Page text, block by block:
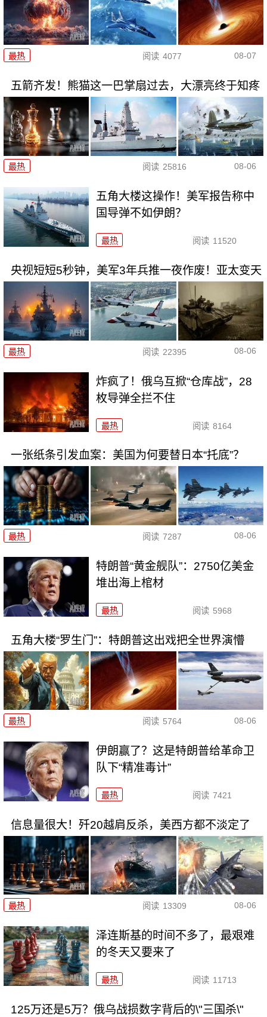
最热 阅读 4077 08-07
五箭齐发！熊猫这一巴掌扇过去，大漂亮终于知疼
最热 阅读 25816 08-06
五角大楼这操作！美军报告称中
国导弹不如伊朗？
最热 阅读 11520
央视短短5秒钟，美军3年兵推一夜作废！亚太变天
最热 阅读 22395 08-06
炸疯了！俄乌互掀“仓库战”，28
枚导弹全拦不住
最热 阅读 8164
一张纸条引发血案：美国为何要替日本“托底”？
最热 阅读 7287 08-06
特朗普“黄金舰队”：2750亿美金
堆出海上棺材
最热 阅读 5968
五角大楼“罗生门”：特朗普这出戏把全世界演懵
最热 阅读 5764 08-06
伊朗赢了？这是特朗普给革命卫
队下“精准毒计”
最热 阅读 7421
信息量很大！歼20越肩反杀，美西方都不淡定了
最热 阅读 13309 08-06
泽连斯基的时间不多了，最艰难
的冬天又要来了
最热 阅读 11713
125万还是5万？俄乌战损数字背后的\"三国杀\"